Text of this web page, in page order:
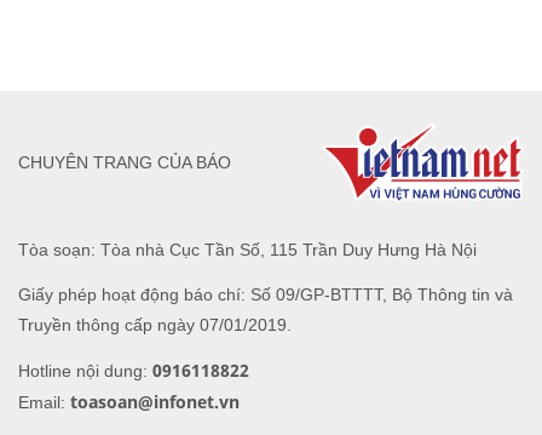
Tòa soạn: Tòa nhà Cục Tần Số, 115 Trần Duy Hưng Hà Nội
Giấy phép hoạt động báo chí: Số 09/GP-BTTTT, Bộ Thông tin và
Truyền thông cấp ngày 07/01/2019.
Hotline nội dung: 0916118822
Email: toasoan@infonet.vn
CHUYÊN TRANG CỦA BÁO